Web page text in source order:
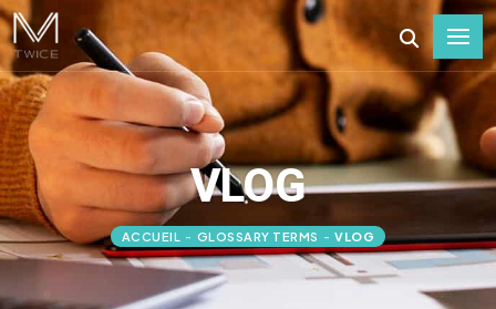
VLOG
ACCUEIL - GLOSSARY TERMS - VLOG